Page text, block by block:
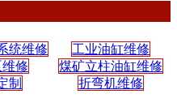
统维修
工业油缸维修
修
煤矿立柱油缸维修
制 折弯机维修